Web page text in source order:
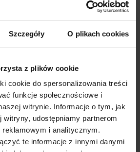
Szczegóły O plikach cookies
z plików cookie
cookie do spersonalizowania treści
funkcje społecznościowe i
witrynie. Informacje o tym, jak
udostępniamy partnerom
reklamowym i analitycznym.
te informacje z innymi danymi
GBS 75AE 0601274708 BOSCH
1176.89
1176.89